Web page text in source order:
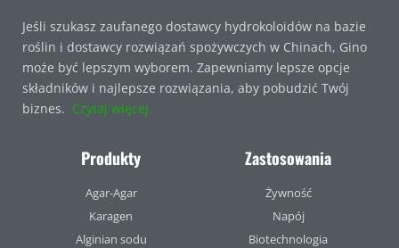
Jeśli szukasz zaufanego dostawcy hydrokoloidów na bazie
roślin i dostawcy rozwiązań spożywczych w Chinach, Gino
może być lepszym wyborem. Zapewniamy lepsze opcje
składników i najlepsze rozwiązania, aby pobudzić Twój
biznes. Czytaj więcej
Produkty
Agar-Agar
Karagen
Alginian sodu
Zastosowania
Żywność
Napój
Biotechnologia